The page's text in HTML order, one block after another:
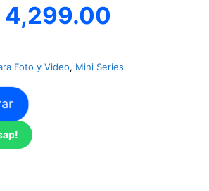
4,299.00
Foto y Video, Mini Series